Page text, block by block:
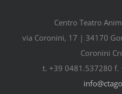
Centro Teatro
via Coronini, 17 | 34170
Coronini
t. +39 0481.537280